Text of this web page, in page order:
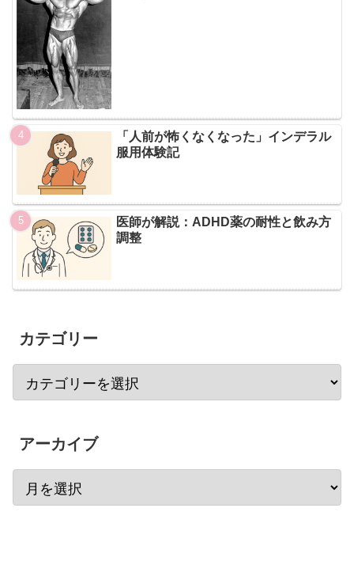
「人前が怖くなくなった」インデラル
服用体験記
医師が解説：ADHD薬の耐性と飲み方
調整
カテゴリー
アーカイブ